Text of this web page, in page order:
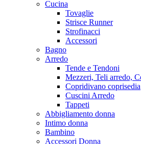
Cucina
Tovaglie
Strisce Runner
Strofinacci
Accessori
Bagno
Arredo
Tende e Tendoni
Mezzeri, Teli arredo,
Copridivano coprisedia
Cuscini Arredo
Tappeti
Abbigliamento donna
Intimo donna
Bambino
Accessori Donna